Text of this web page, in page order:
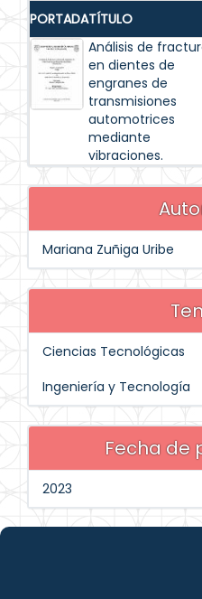
PORTADATÍTULO
Análisis de
en dientes de
engranes de
transmisiones
automotrices
mediante
vibraciones.
Mariana Zuñiga Uribe
Ciencias Tecnológicas
Ingeniería y Tecnología
Fecha de
2023